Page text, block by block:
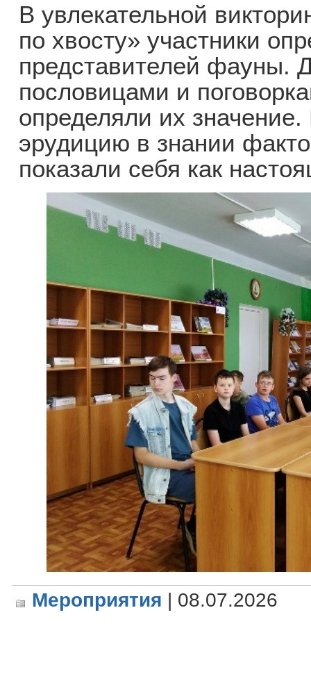
В увлекательной
по хвосту» участники
представителей фауны.
пословицами и
определяли их
эрудицию в знании
показали себя как
Мероприятия | 08.07.2026